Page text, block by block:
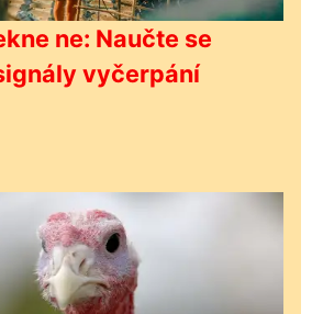
ne: Naučte se
vyčerpání